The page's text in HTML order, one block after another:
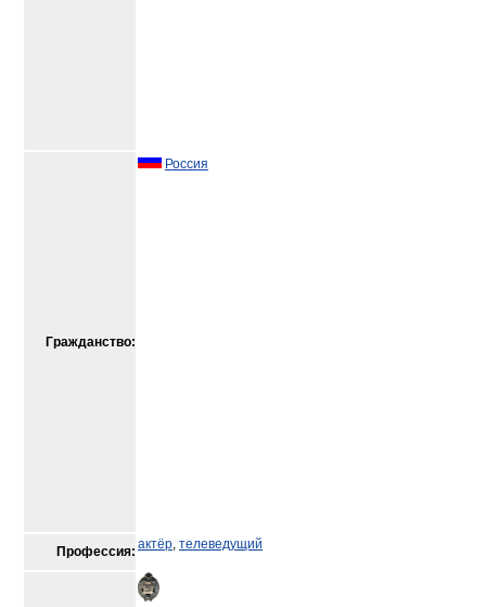
Гражданство:
Россия
Профессия: актёр, телеведущий